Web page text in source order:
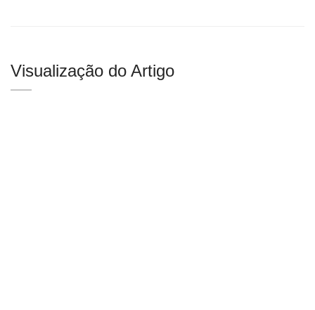
Visualização do Artigo